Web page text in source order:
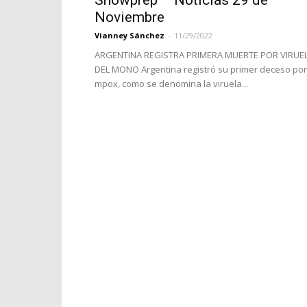
Noviembre
Vianney Sánchez - 11/29/2022
ARGENTINA REGISTRA PRIMERA MUERTE POR
DEL MONO Argentina registró su primer deceso por
mpox, como se denomina la viruela...